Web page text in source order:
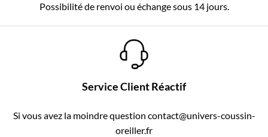
Possibilité de renvoi ou échange sous 14 jours.
Service Client Réactif
Si vous avez la moindre question contact@univers-coussin-
oreiller.fr